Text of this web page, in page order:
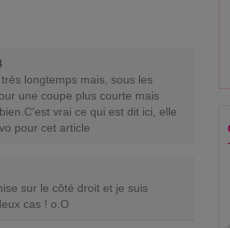
longtemps mais, sous les
une coupe plus courte mais
vrai ce qui est dit ici, elle
pour cet article
sur le côté droit et je suis
cas ! o.O